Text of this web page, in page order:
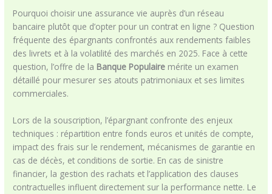
Pourquoi choisir une assurance vie auprès d’un réseau
bancaire plutôt que d’opter pour un contrat en ligne ? Question
fréquente des épargnants confrontés aux rendements faibles
des livrets et à la volatilité des marchés en 2025. Face à cette
question, l’offre de la Banque Populaire mérite un examen
détaillé pour mesurer ses atouts patrimoniaux et ses limites
commerciales.
Lors de la souscription, l’épargnant confronte des enjeux
techniques : répartition entre fonds euros et unités de compte,
impact des frais sur le rendement, mécanismes de garantie en
cas de décès, et conditions de sortie. En cas de sinistre
financier, la gestion des rachats et l’application des clauses
contractuelles influent directement sur la performance nette. Le